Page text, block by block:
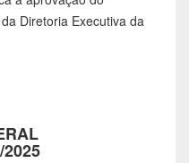
Diretoria Executiva da